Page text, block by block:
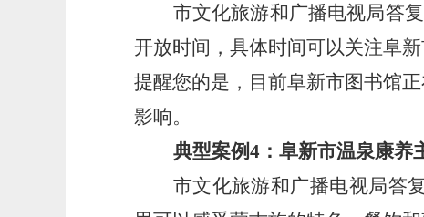
市文化旅游和广播电视局答
开放时间，具体时间可以关注阜
提醒您的是，目前阜新市图书馆
影响。
典型案例4：阜新市温泉康养
市文化旅游和广播电视局答